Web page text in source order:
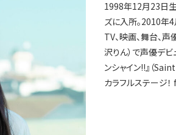
1998年12月23日生
ズに入所。2010年4
TV、映画、舞台、
沢りん）で声優デビ
ンシャイン‼』（
カラフルステージ！